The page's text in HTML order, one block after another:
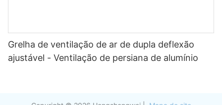
Grelha de ventilação de ar de dupla deflexão
ajustável - Ventilação de persiana de alumínio